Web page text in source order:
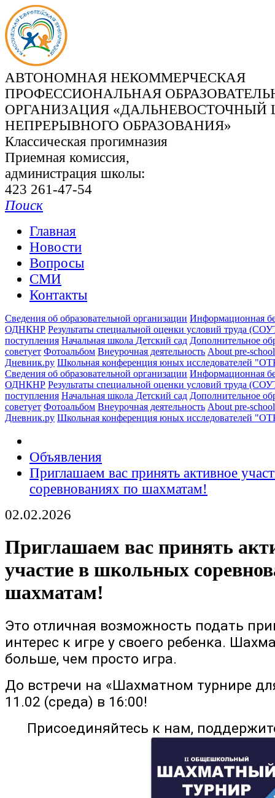
АВТОНОМНАЯ НЕКОММЕРЧЕСКАЯ
ПРОФЕССИОНАЛЬНАЯ
ОРГАНИЗАЦИЯ «ДАЛЬНЕВОСТОЧНЫЙ
НЕПРЕРЫВНОГО ОБРАЗОВАНИЯ»
Классическая прогимназия
Приемная комиссия,
администрация школы:
423 261-47-54
Поиск
Главная
Новости
Вопросы
СМИ
Контакты
Сведения об образовательной организации Информационная
ОДНКНР Результаты специальной оценки условий труда
поступления Начальная школа Детский сад Дополнительное
советует Фотоальбом Внеурочная деятельность About pre-
Дневник.ру Школьная конференция юных исследователей
Сведения об образовательной организации Информационная
ОДНКНР Результаты специальной оценки условий труда
поступления Начальная школа Детский сад Дополнительное
советует Фотоальбом Внеурочная деятельность About pre-
Дневник.ру Школьная конференция юных исследователей
Объявления
Приглашаем вас принять активное
соревнованиях по шахматам!
02.02.2026
Приглашаем вас принять
участие в школьных
шахматам!
Это отличная возможность подать
интерес к игре у своего ребенка.
больше, чем просто игра.
До встречи на «Шахматном турнире
11.02 (среда) в 16:00!
Присоединяйтесь к нам,